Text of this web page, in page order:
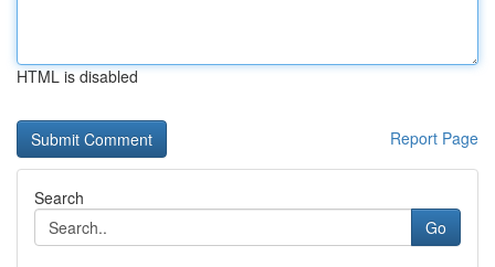
HTML is disabled
Report Page
Search
Go